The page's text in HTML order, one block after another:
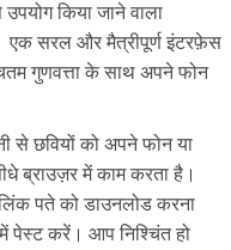
किया जाने वाला
सरल और मैत्रीपूर्ण इंटरफ़ेस
गुणवत्ता के साथ अपने फोन
से छवियों को अपने फोन या
ब्राउज़र में काम करता है।
पते को डाउनलोड करना
पेस्ट करें। आप निश्चिंत हो